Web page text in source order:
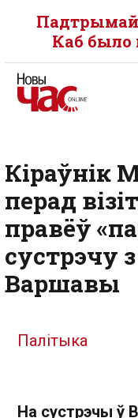
Каб было
Кіраўнік
перад
правёў
сустрэчу
Варшавы
Палітыка
На сустрэчы ў